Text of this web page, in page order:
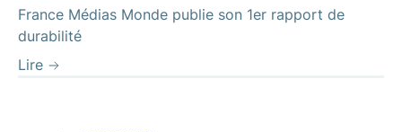
France Médias Monde publie son 1er rapport de
durabilité
Lire